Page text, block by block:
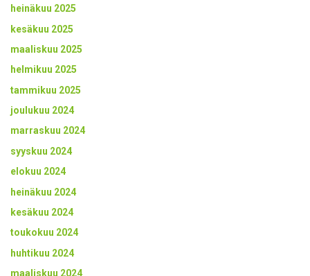
heinäkuu 2025
kesäkuu 2025
maaliskuu 2025
helmikuu 2025
tammikuu 2025
joulukuu 2024
marraskuu 2024
syyskuu 2024
elokuu 2024
heinäkuu 2024
kesäkuu 2024
toukokuu 2024
huhtikuu 2024
maaliskuu 2024